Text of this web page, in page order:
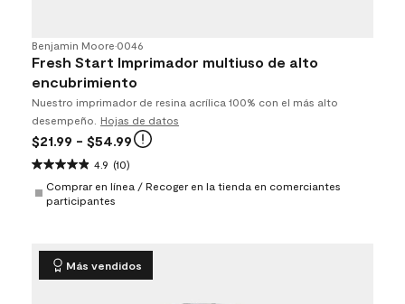
Benjamin Moore•0046
Fresh Start Imprimador multiuso de alto
encubrimiento
Nuestro imprimador de resina acrílica 100% con el más alto
desempeño.
Hojas de datos
$21.99 - $54.99
4.9 (10)
Comprar en línea / Recoger en la tienda en comerciantes
participantes
Más vendidos